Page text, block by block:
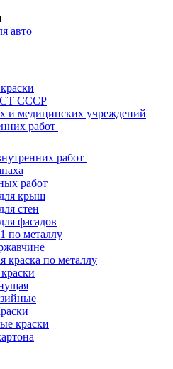
авто
СССР
и медицинских учреждений
работ
работ
работ
крыш
стен
фасадов
по металлу
краска по металлу
краски